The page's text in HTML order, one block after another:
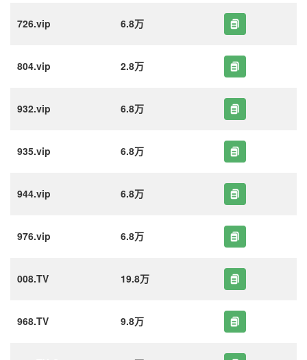
726.vip 6.8万
804.vip 2.8万
932.vip 6.8万
935.vip 6.8万
944.vip 6.8万
976.vip 6.8万
008.TV 19.8万
968.TV 9.8万